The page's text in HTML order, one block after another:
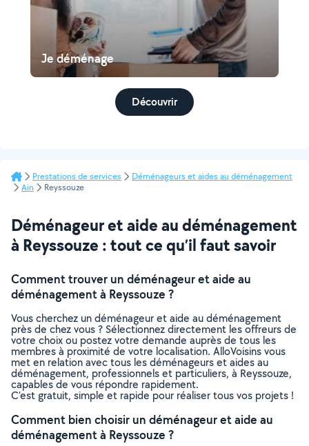
Je déménage
Découvrir
Prestations de services
Déménageurs et aides au déménagement
Ain
Reyssouze
Déménageur et aide au déménagement
à Reyssouze : tout ce qu’il faut savoir
Comment trouver un déménageur et aide au
déménagement à Reyssouze ?
Vous cherchez un déménageur et aide au déménagement
près de chez vous ? Sélectionnez directement les offreurs de
votre choix ou postez votre demande auprès de tous les
membres à proximité de votre localisation. AlloVoisins vous
met en relation avec tous les déménageurs et aides au
déménagement, professionnels et particuliers, à Reyssouze,
capables de vous répondre rapidement.
C’est gratuit, simple et rapide pour réaliser tous vos projets !
Comment bien choisir un déménageur et aide au
déménagement à Reyssouze ?